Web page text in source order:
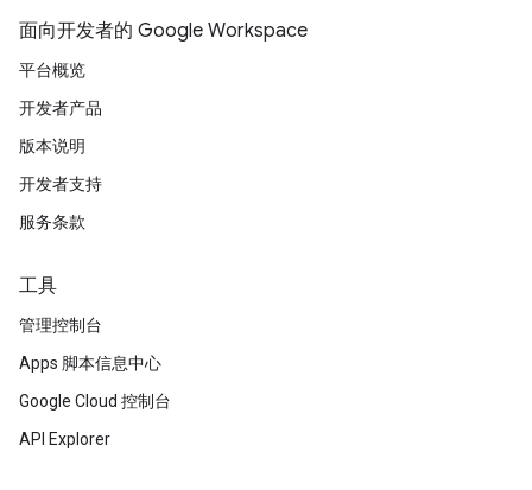
面向开发者的 Google Workspace
平台概览
开发者产品
版本说明
开发者支持
服务条款
工具
管理控制台
Apps 脚本信息中心
Google Cloud 控制台
API Explorer